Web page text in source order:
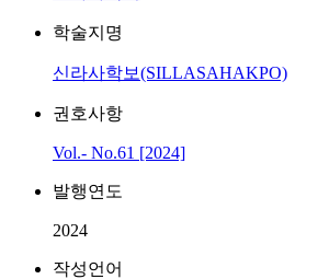
학술지명
신라사학보(SILLASAHAKPO)
권호사항
Vol.- No.61 [2024]
발행연도
2024
작성언어